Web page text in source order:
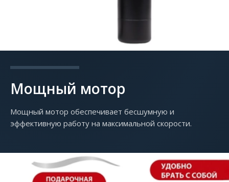
Мощный мотор
Мощный мотор обеспечивает бесшумную и
эффективную работу на максимальной скорости.